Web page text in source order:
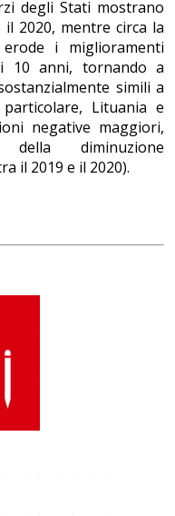
degli Stati mostrano
2020, mentre circa la
i miglioramenti
10 anni, tornando a
simili a
Lituania e
negative maggiori,
diminuzione
il 2019 e il 2020).